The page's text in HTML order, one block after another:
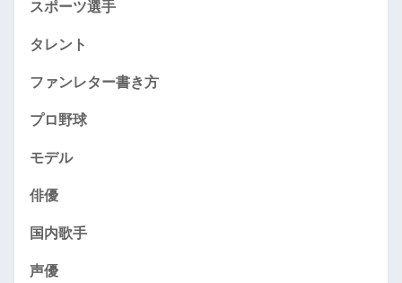
スポーツ選手
タレント
ファンレター書き方
プロ野球
モデル
俳優
国内歌手
声優